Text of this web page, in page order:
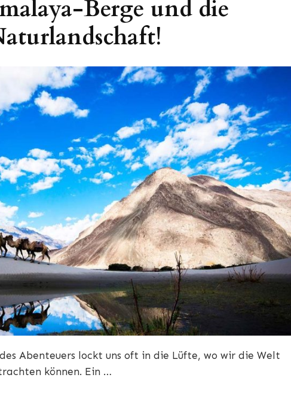
Berge und die
Abenteuers lockt uns oft in die Lüfte, wo wir die Welt
können. Ein …